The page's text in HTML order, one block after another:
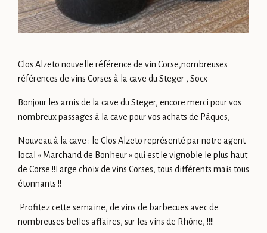
Clos Alzeto nouvelle référence de vin Corse,nombreuses
références de vins Corses à la cave du Steger , Socx
Bonjour les amis de la cave du Steger, encore merci pour vos
nombreux passages à la cave pour vos achats de Pâques,
Nouveau à la cave : le Clos Alzeto représenté par notre agent
local « Marchand de Bonheur » qui est le vignoble le plus haut
de Corse !!Large choix de vins Corses, tous différents mais tous
étonnants !!
Profitez cette semaine, de vins de barbecues avec de
nombreuses belles affaires, sur les vins de Rhône, !!!!